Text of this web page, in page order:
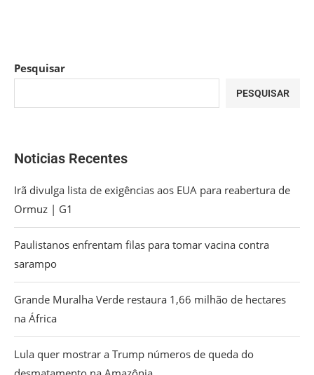
Pesquisar
PESQUISAR
Noticias Recentes
Irã divulga lista de exigências aos EUA para reabertura de
Ormuz | G1
Paulistanos enfrentam filas para tomar vacina contra
sarampo
Grande Muralha Verde restaura 1,66 milhão de hectares
na África
Lula quer mostrar a Trump números de queda do